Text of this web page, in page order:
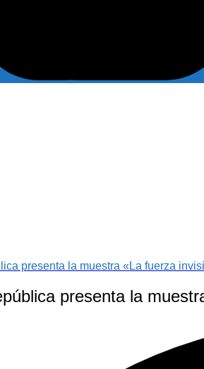
presenta la muestra «La fuerza
presenta la